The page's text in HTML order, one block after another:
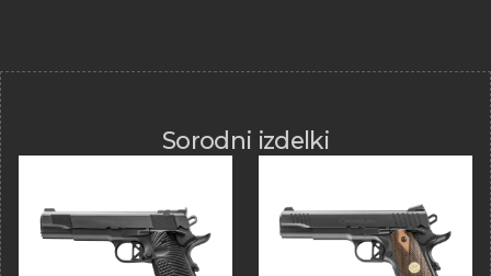
Sorodni izdelki